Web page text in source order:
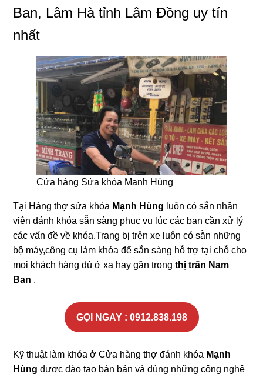
Ban, Lâm Hà tỉnh Lâm Đồng uy tín
nhất
Cửa hàng Sửa khóa Mạnh Hùng
Tại Hàng thợ sửa khóa Mạnh Hùng luôn có sẵn nhân
viên đánh khóa sẵn sàng phục vụ lúc các bạn cần xử lý
các vấn đề về khóa.Trang bị trên xe luôn có sẵn những
bộ máy,công cụ làm khóa để sẵn sàng hỗ trợ tại chỗ cho
mọi khách hàng dù ở xa hay gần trongthị trấn Nam
Ban .
GỌI NGAY : 0912.838.198
Kỹ thuật làm khóa ở Cửa hàng thợ đánh khóa Mạnh
Hùng được đào tạo bàn bản và dùng những công nghệ